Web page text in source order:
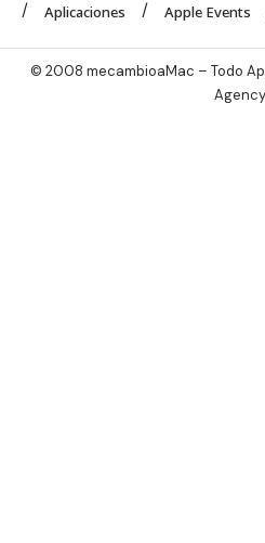
Aplicaciones
Apple Events
© 2008 mecambioaMac – Todo
Agency